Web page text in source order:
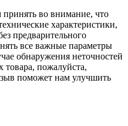
во внимание, что
характеристики,
предварительного
все важные параметры
обнаружения неточностей
товара, пожалуйста,
поможет нам улучшить